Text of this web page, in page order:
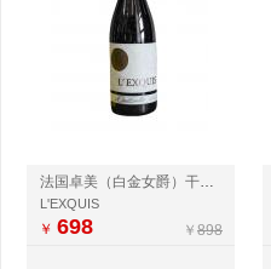
法国卓美（白金女爵）干红葡萄酒
L'EXQUIS
￥ 698 ￥ 898